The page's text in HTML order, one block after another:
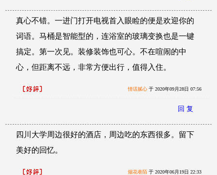
真心不错。一进门打开电视首入眼睑的便是欢迎你的
词语。马桶是智能型的，连浴室的玻璃变换也是一键
搞定。第一次见。装修装饰也可心。不在喧闹的中
心，但距离不远，非常方便出行，值得入住。
情话腻心 于 2020年09月28日 07:56
回 复
四川大学周边很好的酒店，周边吃的东西很多。留下
美好的回忆。
烟花巷陌 于 2020年06月19日 22:33